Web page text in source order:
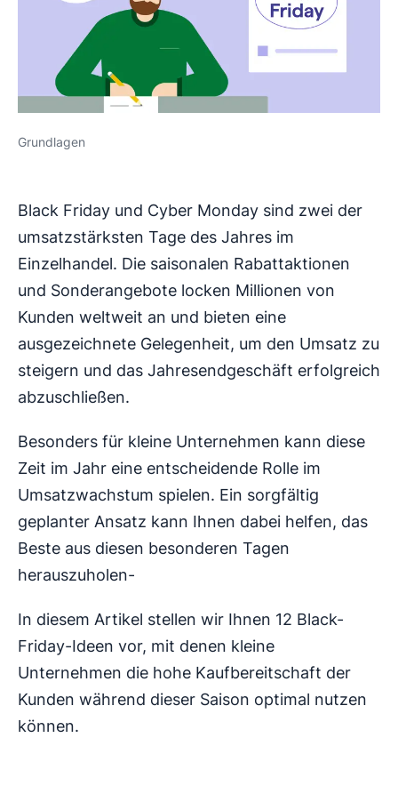
Grundlagen
Black Friday und Cyber Monday sind zwei der
umsatzstärksten Tage des Jahres im
Einzelhandel. Die saisonalen Rabattaktionen
und Sonderangebote locken Millionen von
Kunden weltweit an und bieten eine
ausgezeichnete Gelegenheit, um den Umsatz zu
steigern und das Jahresendgeschäft erfolgreich
abzuschließen.
Besonders für kleine Unternehmen kann diese
Zeit im Jahr eine entscheidende Rolle im
Umsatzwachstum spielen. Ein sorgfältig
geplanter Ansatz kann Ihnen dabei helfen, das
Beste aus diesen besonderen Tagen
herauszuholen-
In diesem Artikel stellen wir Ihnen 12 Black-
Friday-Ideen vor, mit denen kleine
Unternehmen die hohe Kaufbereitschaft der
Kunden während dieser Saison optimal nutzen
können.